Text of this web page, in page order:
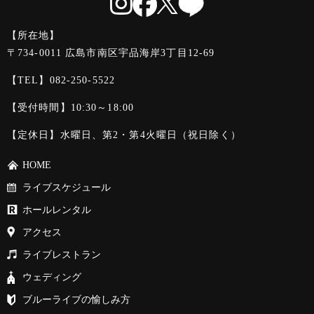
【所在地】
〒734-0011 広島市南区宇品海岸3丁目12-69
【TEL】 082-250-5522
【受付時間】10:30～18:00
【定休日】水曜日、第2・第4火曜日（祝日除く）
HOME
ライブスケジュール
ホールレンタル
アクセス
ライブレストラン
ウェディング
ブルーライブの愉しみ方